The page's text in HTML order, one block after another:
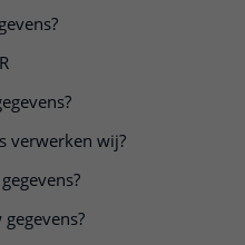
verwerken wij?